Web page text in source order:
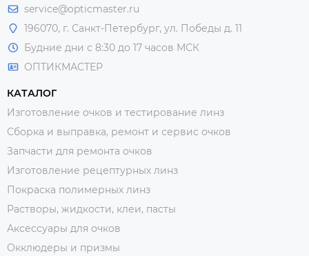
service@opticmaster.ru
196070, г. Санкт-Петербург, ул. Победы д. 11
Будние дни с 8:30 до 17 часов МСК
ОПТИКМАСТЕР
КАТАЛОГ
Изготовление очков и тестирование линз
Сборка и выправка, ремонт и сервис очков
Запчасти для ремонта очков
Изготовление рецептурных линз
Покраска полимерных линз
Растворы, жидкости, клеи, пасты
Аксессуары для очков
Окклюдеры и призмы